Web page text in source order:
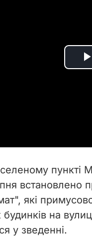
i
e
пункті
встановлено
які
будинків на
у зведенні.